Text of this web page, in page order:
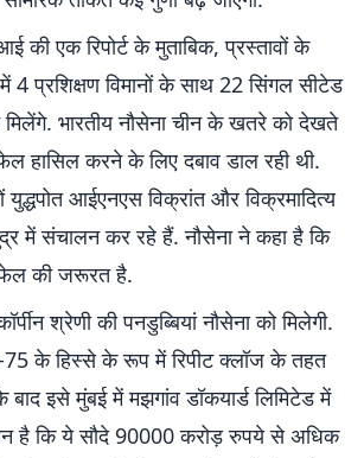
की एक रिपोर्ट के मुताबिक, प्रस्तावों के
4 प्रशिक्षण विमानों के साथ 22 सिंगल सीटेड
मिलेंगे. भारतीय नौसेना चीन के खतरे को देखते
हासिल करने के लिए दबाव डाल रही थी.
युद्धपोत आईएनएस विक्रांत और विक्रमादित्य
में संचालन कर रहे हैं. नौसेना ने कहा है कि
की जरूरत है.
श्रेणी की पनडुब्बियां नौसेना को मिलेगी.
75 के हिस्से के रूप में रिपीट क्लॉज के तहत
इसे मुंबई में मझगांव डॉकयार्ड लिमिटेड में
है कि ये सौदे 90000 करोड़ रुपये से अधिक